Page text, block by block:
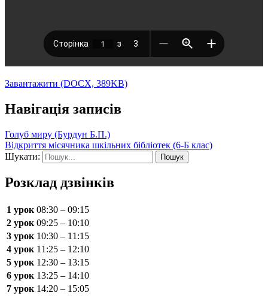
Завантажити (DOCX, 389KB)
Навігація записів
Голуб миру (Бурдун Б.П.)
Відкриття місячника шкільних бібліотек (6-Б клас)
Шукати:
Розклад дзвінків
1 урок 08:30 – 09:15
2 урок 09:25 – 10:10
3 урок 10:30 – 11:15
4 урок 11:25 – 12:10
5 урок 12:30 – 13:15
6 урок 13:25 – 14:10
7 урок 14:20 – 15:05